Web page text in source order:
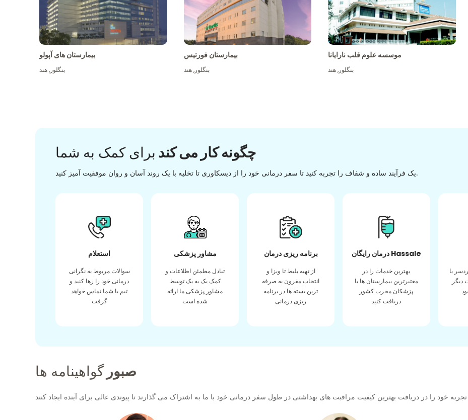
بیمارستان های آپولو
بنگلور,هند
بیمارستان فورتیس
بنگلور,هند
موسسه علوم قلب نارایانا
بنگلور,هند
چگونه کار می کند برای کمک به شما
یک فرآیند ساده و شفاف را تجربه کنید تا سفر درمانی خود را از دیسکاوری تا تخلیه با یک روند آسان و روان موفقیت آمیز کنید.
استعلام
سوالات مربوط به نگرانی
درمانی خود را رها کنید و
تیم با شما تماس خواهد
گرفت
مشاور پزشکی
تبادل مطمئن اطلاعات و
کمک یک به یک توسط
مشاور پزشکی ما ارائه
شده است
برنامه ریزی درمان
از تهیه بلیط تا ویزا و
انتخاب مقرون به صرفه
ترین بسته ها در برنامه
ریزی درمانی
درمان رایگان Hassale
بهترین خدمات را در
معتبرترین بیمارستان ها با
پزشکان مجرب کشور
دریافت کنید
با
دیگر
صبورگواهینامه ها